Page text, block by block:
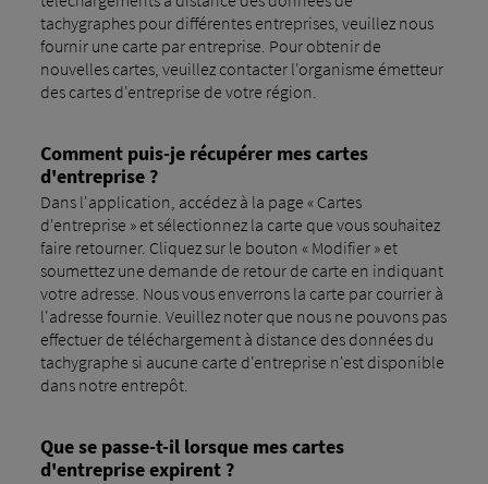
tachygraphes pour différentes entreprises, veuillez nous
fournir une carte par entreprise. Pour obtenir de
nouvelles cartes, veuillez contacter l'organisme émetteur
des cartes d'entreprise de votre région.
Comment puis-je récupérer mes cartes
d'entreprise ?
Dans l'application, accédez à la page « Cartes
d'entreprise » et sélectionnez la carte que vous souhaitez
faire retourner. Cliquez sur le bouton « Modifier » et
soumettez une demande de retour de carte en indiquant
votre adresse. Nous vous enverrons la carte par courrier à
l'adresse fournie. Veuillez noter que nous ne pouvons pas
effectuer de téléchargement à distance des données du
tachygraphe si aucune carte d'entreprise n'est disponible
dans notre entrepôt.
Que se passe-t-il lorsque mes cartes
d'entreprise expirent ?